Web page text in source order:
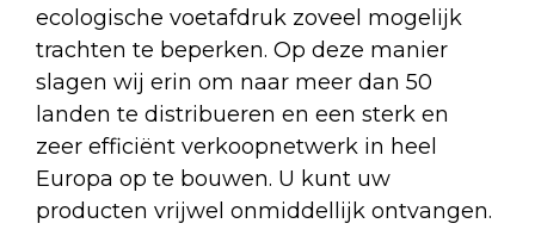
ecologische voetafdruk zoveel mogelijk
trachten te beperken. Op deze manier
slagen wij erin om naar meer dan 50
landen te distribueren en een sterk en
zeer efficiënt verkoopnetwerk in heel
Europa op te bouwen. U kunt uw
producten vrijwel onmiddellijk ontvangen.